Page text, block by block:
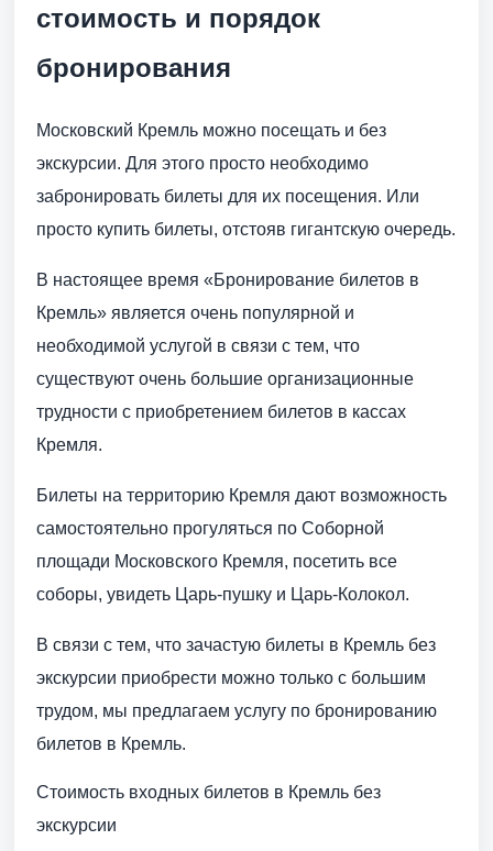
стоимость и порядок
бронирования
Московский Кремль можно посещать и без
экскурсии. Для этого просто необходимо
забронировать билеты для их посещения. Или
просто купить билеты, отстояв гигантскую очередь.
В настоящее время «Бронирование билетов в
Кремль» является очень популярной и
необходимой услугой в связи с тем, что
существуют очень большие организационные
трудности с приобретением билетов в кассах
Кремля.
Билеты на территорию Кремля дают возможность
самостоятельно прогуляться по Соборной
площади Московского Кремля, посетить все
соборы, увидеть Царь-пушку и Царь-Колокол.
В связи с тем, что зачастую билеты в Кремль без
экскурсии приобрести можно только с большим
трудом, мы предлагаем услугу по бронированию
билетов в Кремль.
Стоимость входных билетов в Кремль без
экскурсии